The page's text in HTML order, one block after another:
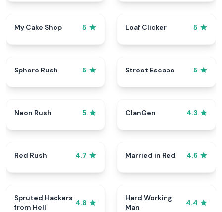
My Cake Shop 5 Loaf Clicker 5
Sphere Rush 5 Street Escape 5
Neon Rush 5 ClanGen 4.3
Red Rush 4.7 Married in Red 4.6
Spruted Hackers
from Hell
4.8
Hard Working
Man
4.4